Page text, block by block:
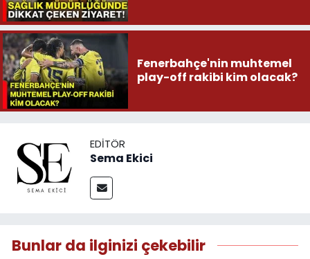
Fenerbahçe'nin muhtemel
play-off rakibi kim olacak?
EDITÖR
Sema Ekici
Bunlar da ilginizi çekebilir